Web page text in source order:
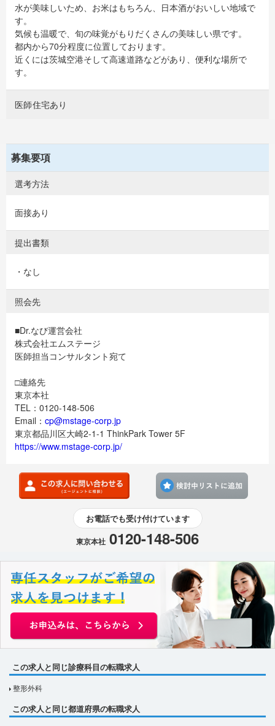
水が美味しいため、お米はもちろん、日本酒がおいしい地域で
す。
気候も温暖で、旬の味覚がもりだくさんの美味しい県です。
都内から70分程度に位置しております。
近くには茨城空港そして高速道路などがあり、便利な場所で
す。
医師住宅あり
募集要項
選考方法
面接あり
提出書類
・なし
照会先
■Dr.なび運営会社
株式会社エムステージ
医師担当コンサルタント宛て
□連絡先
東京本社
TEL：0120-148-506
Email： cp@mstage-corp.jp
東京都品川区大崎2-1-1 ThinkPark Tower 5F
https://www.mstage-corp.jp/
お電話でも受け付けています
東京本社 0120-148-506
この求人と同じ診療科目の転職求人
整形外科
この求人と同じ都道府県の転職求人